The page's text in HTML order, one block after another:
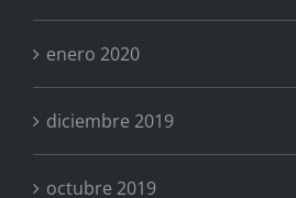
enero 2020
diciembre 2019
octubre 2019